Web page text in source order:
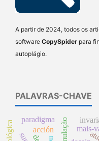
A partir de 2024, todos os
software CopySpider para
autoplágio.
PALAVRAS-CHAVE
mais-
acción
paradigma